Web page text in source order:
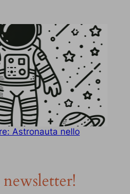
Astronauta nello